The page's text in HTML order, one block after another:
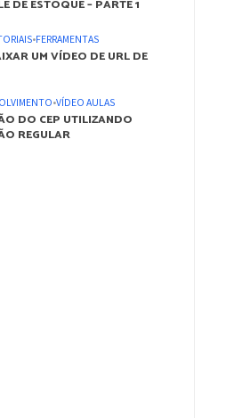
DE ESTOQUE – PARTE 1
•FERRAMENTAS
UM VÍDEO DE URL DE
•VÍDEO AULAS
DO CEP UTILIZANDO
REGULAR